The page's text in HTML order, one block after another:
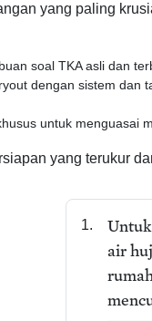
yang paling
soal TKA asli dan
dengan sistem dan
untuk menguasai
yang terukur
1.
air